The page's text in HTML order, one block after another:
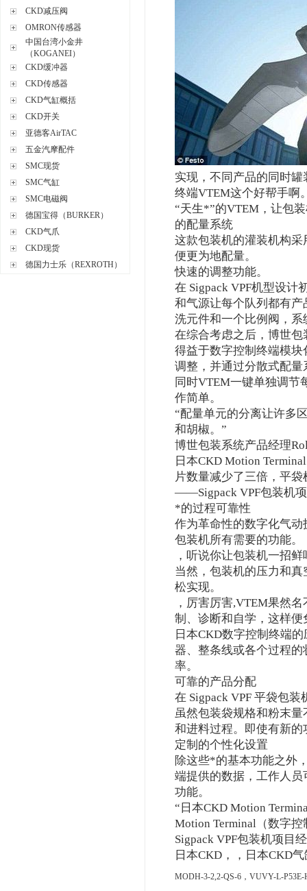
CKD减压阀
OMRON传感器
中国台湾小金井
（KOGANEI）
CKD缓冲器
CKD传感器
CKD气缸概括
CKD开关
亚德客AirTAC
五金汽摩配件
SMC现货
SMC气缸
SMC电磁阀
德国宝得（BURKER）
CKD气爪
CKD现货
德国力士乐（REXROTH）
实现，不同产品的同时
终端VTEM这个好帮手啊
“天生*”的VTEM，让包
的配量系统
这款包装机的灌装机构
便更为地配量。
快速的调整功能。
在 Sigpack VPF机型设计
和气源让每个队列都有
洗元件和一个比例阀，系
在综合考虑之后，博世
得益于数字控制终端模
调整，并通过分散式配
同时VTEM一键单独调节
作简单。
“配量单元的分离让许多
和胡椒。”
博世包装系统产品经理
日本CKD Motion
片数量减少了三倍，平
——Sigpack VPF包装机
*的过程可靠性
作为革命性的数字化气动
包装机所有需要的功能。
，听说你让包装机一招
当然，包装机的压力和
松实现。
，厉害厉害,VTEM果然
制、诊断和自学，这样
日本CKD数字控制终端
器、整条线或各个过程
率。
可靠的产品分配
在 Sigpack VPF 平袋包
虽然包装袋规格和粉末量
和进料过程。即使有新
定制的个性化设置
除这些*的基本功能之外
端提供的数据，工作人
功能。
“日本CKD Motion
Motion Terminal（数字
Sigpack VPF包装机项目
日本CKD，，日本CKD
MODH-3-2,2-QS-6，VUVY-L-P53E-